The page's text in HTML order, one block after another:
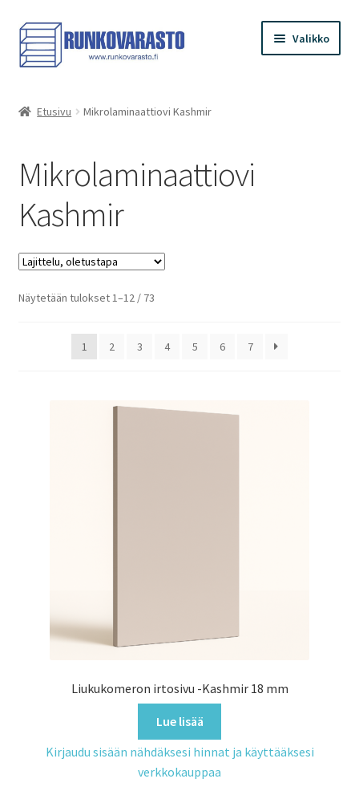
Siirry
navigointiin
Siirry
sisältöön
Valikko
Ostoskori
Kassa
Oma tilini
Etusivu Mikrolaminaattiovi Kashmir
Mikrolaminaattiovi
Kashmir
Näytetään tulokset 1–12 / 73
1 2 3 4 5 6 7
Liukukomeron irtosivu -Kashmir 18 mm
Lue lisää
Kirjaudu sisään nähdäksesi hinnat ja käyttääksesi
verkkokauppaa